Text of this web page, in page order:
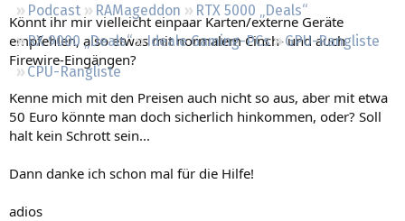
Podcast RAMageddon
RTX 5000 „Deals“
RX 9000 „Deals“
Ideale Gaming-PCs
GPU-Rangliste
CPU-Rangliste
Könnt ihr mir vielleicht einpaar Karten/externe Geräte
empfehlen, also etwas mit normalem Cinch- und auch
Firewire-Eingängen?
Kenne mich mit den Preisen auch nicht so aus, aber mit etwa
50 Euro könnte man doch sicherlich hinkommen, oder? Soll
halt kein Schrott sein...
Dann danke ich schon mal für die Hilfe!
adios